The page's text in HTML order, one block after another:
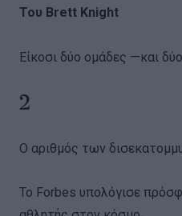
Του Brett Knight
Είκοσι δύο ομάδες —και
2
Ο αριθμός των
Το Forbes υπολόγισε